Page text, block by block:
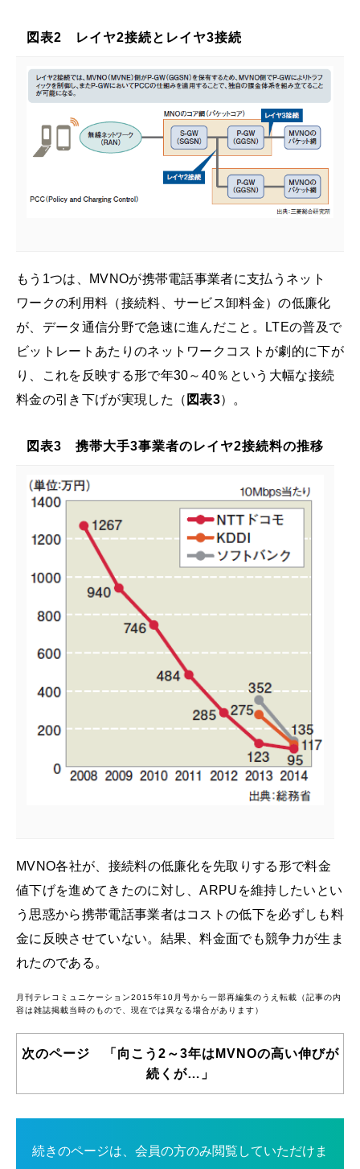
図表2 レイヤ2接続とレイヤ3接続
もう1つは、MVNOが携帯電話事業者に支払うネット
ワークの利用料（接続料、サービス卸料金）の低廉化
が、データ通信分野で急速に進んだこと。LTEの普及で
ビットレートあたりのネットワークコストが劇的に下が
り、これを反映する形で年30～40％という大幅な接続
料金の引き下げが実現した（ 図表3）。
図表3 携帯大手3事業者のレイヤ2接続料の推移
MVNO各社が、接続料の低廉化を先取りする形で料金
値下げを進めてきたのに対し、ARPUを維持したいとい
う思惑から携帯電話事業者はコストの低下を必ずしも料
金に反映させていない。結果、料金面でも競争力が生ま
れたのである。
月刊テレコミュニケーション2015年10月号から一部再編集のうえ転載（記事の内
容は雑誌掲載当時のもので、現在では異なる場合があります）
次のページ 「向こう2～3年はMVNOの高い伸びが
続くが…」
続きのページは、会員の方のみ閲覧していただけま